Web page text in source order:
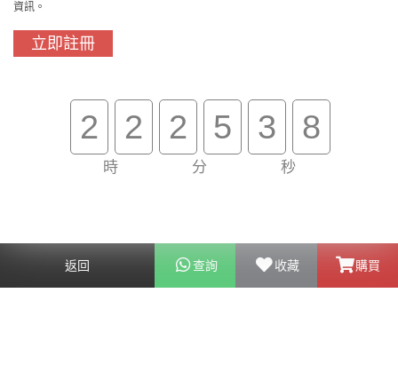
返回 查詢 收藏 購買
買滿$800免費送貨 在線客服支援
客戶服務
資訊。
立即註冊
2 2
時
2 5
分
3 8
秒